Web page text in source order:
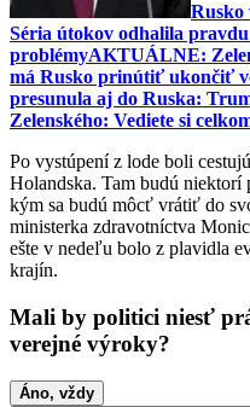
Rusko
Séria útokov odhalila
problémyAKTUÁLNE:
má Rusko prinútiť ukončiť
presunula aj do Ruska:
Zelenského: Vediete si
Po vystúpení z lode boli
Holandska. Tam budú niektorí
kým sa budú môcť vrátiť do
ministerka zdravotníctva
ešte v nedeľu bolo z plavidla
krajín.
Mali by politici niesť
verejné výroky?
Áno, vždy